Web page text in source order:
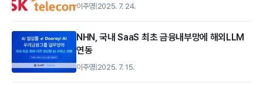
이주영 2025. 7. 24.
NHN, 국내 SaaS 최초 금융내부망에 해외LLM
연동
이주영 2025. 7. 15.